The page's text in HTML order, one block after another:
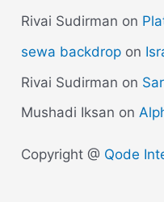
Rivai Sudirman on
sewa backdrop on
Rivai Sudirman on
Mushadi Iksan on
Copyright @ Qode